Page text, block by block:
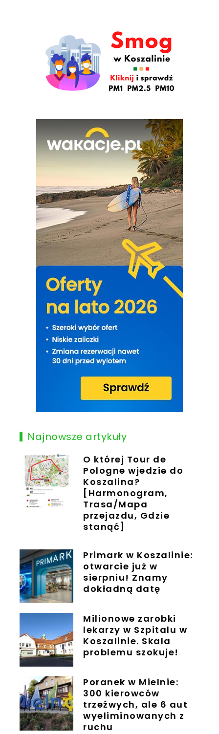
Najnowsze artykuły
O której Tour de
Pologne wjedzie do
Koszalina?
[Harmonogram,
Trasa/Mapa
przejazdu, Gdzie
stanąć]
Primark w Koszalinie:
otwarcie już w
sierpniu! Znamy
dokładną datę
Milionowe zarobki
lekarzy w Szpitalu w
Koszalinie. Skala
problemu szokuje!
Poranek w Mielnie:
300 kierowców
trzeźwych, ale 6 aut
wyeliminowanych z
ruchu